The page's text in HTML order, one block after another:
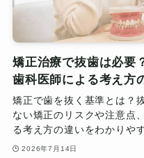
矯正治療で抜歯は必要
歯科医師による考え方
矯正で歯を抜く基準とは？
ない矯正のリスクや注意点
る考え方の違いをわかりや
2026年7月14日